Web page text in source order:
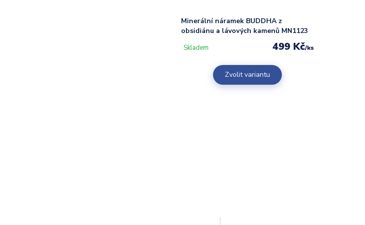
Minerální náramek BUDDHA z
obsidiánu a lávových kamenů MN1123
499 Kč/ks
Skladem
Zvolit variantu